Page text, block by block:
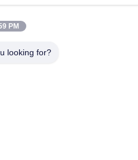
Хуаду, город Гуанчжоу
PM
looking for?